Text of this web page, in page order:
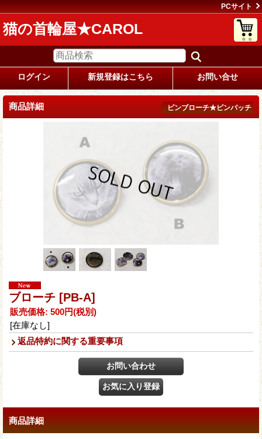
PCサイト
猫の首輪屋★CAROL
ログイン 新規登録はこちら お問い合せ
商品詳細 ピンブローチ★ピンバッチ
ブローチ [PB-A]
販売価格: 500円(税別)
[在庫なし]
返品特約に関する重要事項
商品詳細